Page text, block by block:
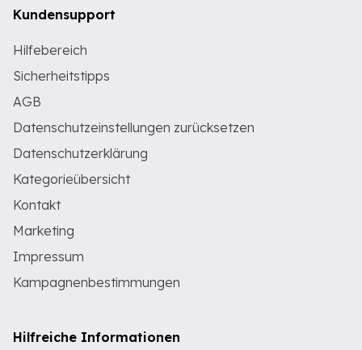
Kundensupport
Hilfebereich
Sicherheitstipps
AGB
Datenschutzeinstellungen zurücksetzen
Datenschutzerklärung
Kategorieübersicht
Kontakt
Marketing
Impressum
Kampagnenbestimmungen
Hilfreiche Informationen